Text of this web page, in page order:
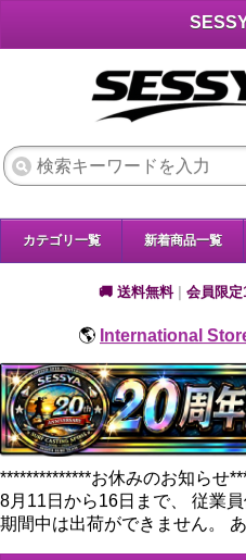
カテゴリ一覧 新着商品一覧
🚚 送料無料 会員限
🌎 International
**************お休みのお知らせ
8月11日から16日まで、 従業
期間中は出荷ができません。